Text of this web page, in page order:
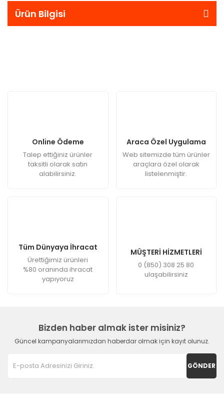
Ürün Bilgisi
Online Ödeme
Talep ettiğiniz ürünler
taksitli olarak satın
alabilirsiniz.
Araca Özel Uygulama
Web sitemizde tüm ürünler
araçlara özel olarak
listelenmiştir.
Tüm Dünyaya İhracat
Ürettiğimiz ürünleri
%80 oranında ihracat
yapıyoruz
MÜŞTERİ HİZMETLERİ
0 (850) 308 25 80
ulaşabilirsiniz
Bizden haber almak ister misiniz?
Güncel kampanyalarımızdan haberdar olmak için kayıt olunuz.
GÖNDER